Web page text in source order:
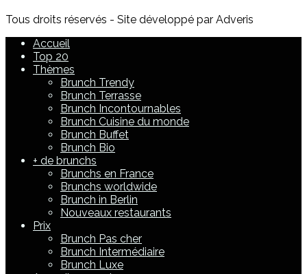
Tous droits réservés - Site développé par Adveris
Accueil
Top 20
Thèmes
Brunch Trendy
Brunch Terrasse
Brunch Incontournables
Brunch Cuisine du monde
Brunch Buffet
Brunch Bio
+ de brunchs
Brunchs en France
Brunchs worldwide
Brunch in Berlin
Nouveaux restaurants
Prix
Brunch Pas cher
Brunch Intermédiaire
Brunch Luxe